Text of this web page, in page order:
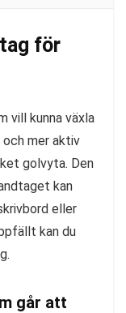
för
vill kunna växla
och mer aktiv
golvyta. Den
kan
eller
kan du
går att